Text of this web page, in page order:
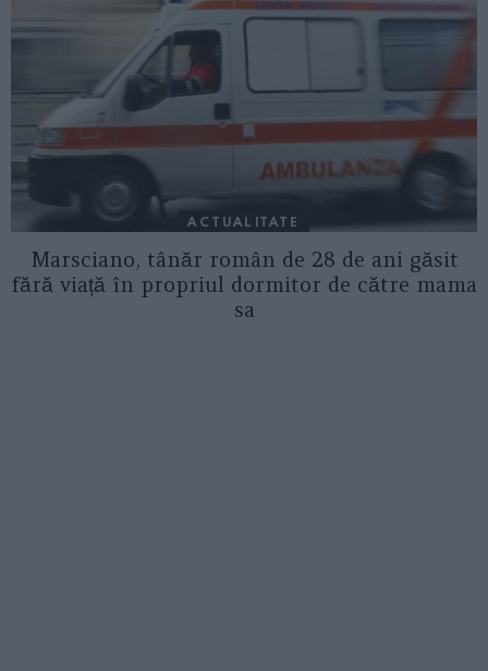
ACTUALITATE
Marsciano, tânăr român de 28 de ani găsit
fără viață în propriul dormitor de către mama
sa